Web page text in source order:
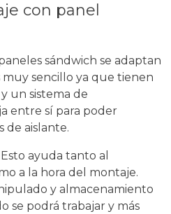
con panel
sándwich se adaptan
sencillo ya que tienen
un sistema de
entre sí para poder
de aislante.
Esto ayuda tanto al
a la hora del montaje.
y almacenamiento
se podrá trabajar y más